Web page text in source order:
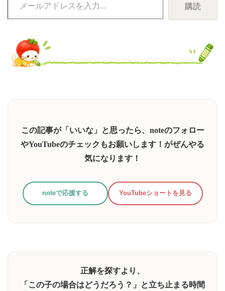
ド
レ
購読
この記事が「いいな」と思ったら、noteのフォロー
やYouTubeのチェックもお願いします！がぜんやる
気になります！
noteで応援する YouTubeショートを見る
正解を探すより、
「この子の場合はどうだろう？」と立ち止まる時間